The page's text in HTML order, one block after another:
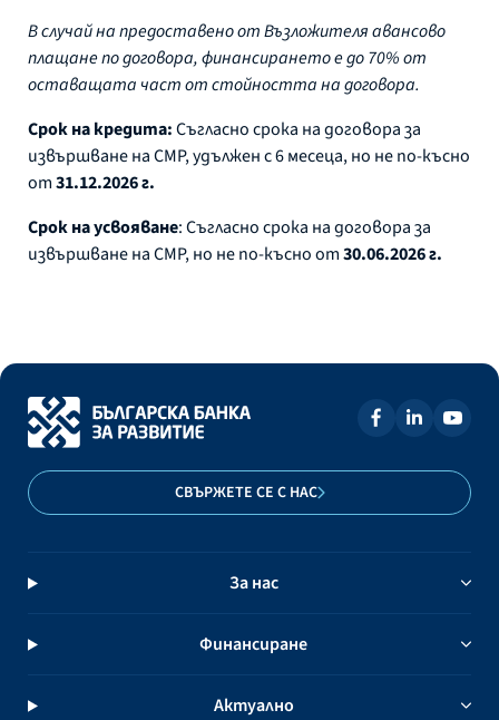
В случай на предоставено от Възложителя авансово
плащане по договора, финансирането е до 70% от
оставащата част от стойността на договора.
Срок на кредита:Съгласно срока на договора за
извършване на СМР, удължен с 6 месеца, но не по-късно
от31.12.2026 г.
Срок на усвояване: Съгласно срока на договора за
извършване на СМР, но не по-късно от30.06.2026 г.
СВЪРЖЕТЕ СЕ С НАС
За нас
Финансиране
Актуално